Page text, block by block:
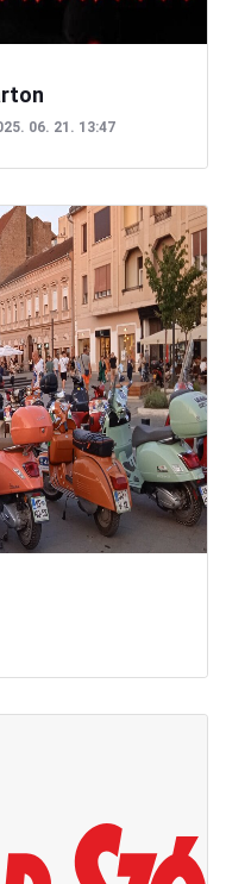
06. 21. 13:47